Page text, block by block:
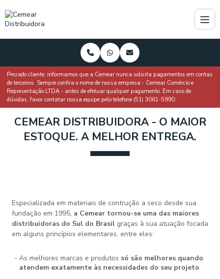
Prezado cliente: informamos que a Cemear nunca solicita pagamentos em contas
de terceiros. Sempre confira o nome de nossa empresa - Cemear Comércio e
Representação LTDA - antes de efetuar qualquer pagamento. Em caso de
dúvidas, favor contatar nossa equipe pelo telefone (51) 3061-5990.
CEMEAR DISTRIBUIDORA - O MAIOR
ESTOQUE. A MELHOR ENTREGA.
Especializada em materiais de contrução a seco desde sua
fundação em 1995, a Cemear tornou-se uma das maiores
distribuidoras do Sul do Brasil graças à sua atuação focada
em alguns princípios elementares, entre eles:
As melhores marcas e produtos só são melhores quando
atendem exatamente às necessidades do seu projeto.